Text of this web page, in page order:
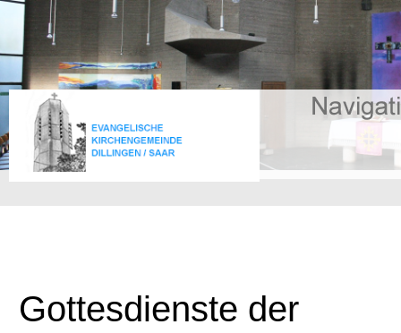
Gottesdienste der